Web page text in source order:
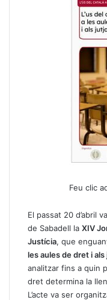
Feu clic
El passat 20 d’abril
de Sabadell la XIV
Justícia, que
les aules de dret i
analitzar fins a quin
dret determina la
L’acte va ser